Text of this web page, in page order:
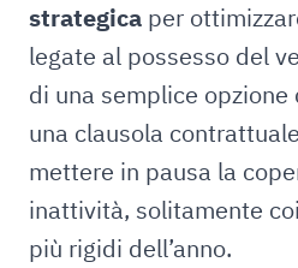
strategica per
legate al possesso del
di una semplice
una clausola
mettere in pausa la
inattività, solitamente
più rigidi dell’anno.